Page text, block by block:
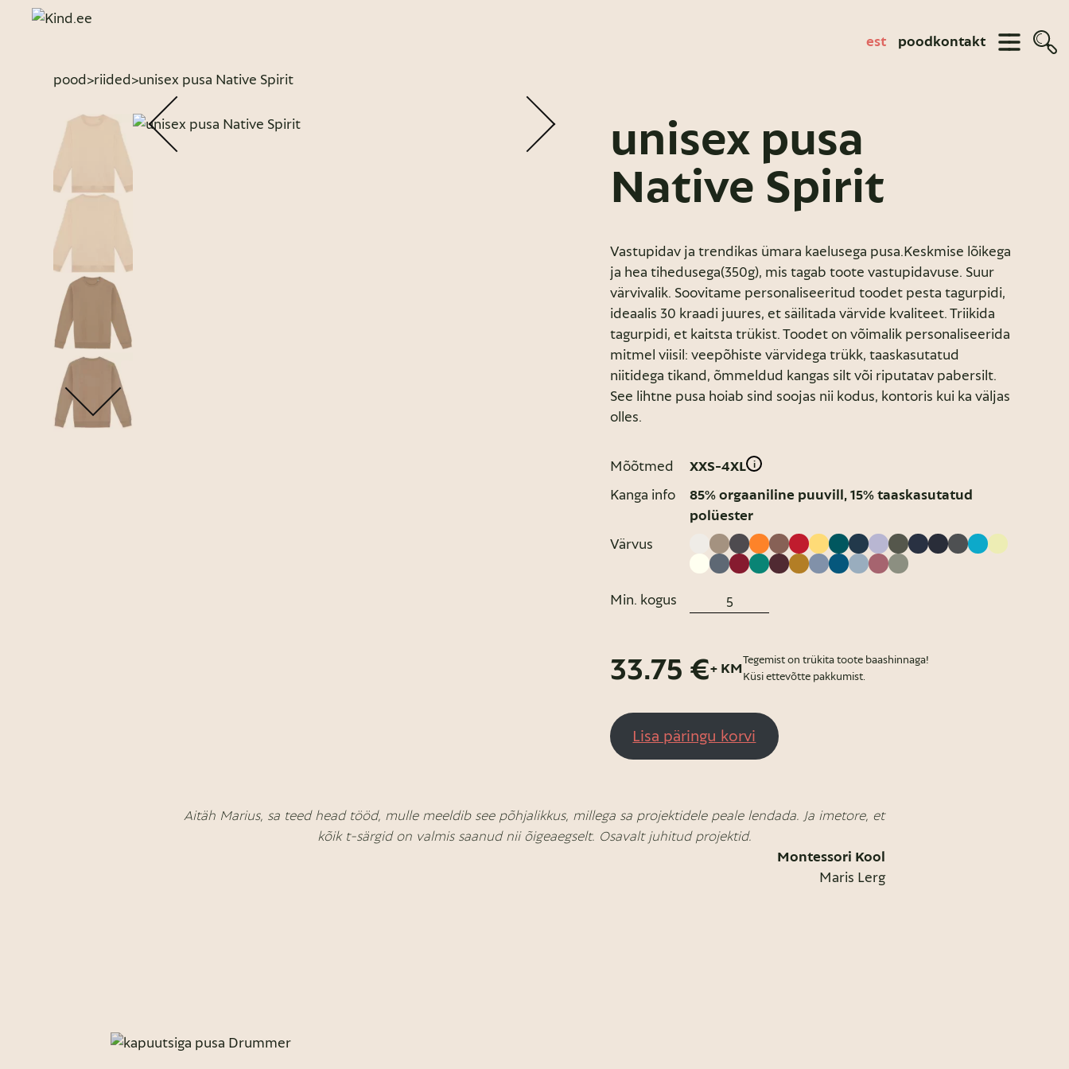
est poodkontakt
pood >riided >unisex pusa Native Spirit
unisex pusa
Native Spirit
Vastupidav ja trendikas ümara kaelusega pusa.Keskmise lõikega
ja hea tihedusega(350g), mis tagab toote vastupidavuse. Suur
värvivalik. Soovitame personaliseeritud toodet pesta tagurpidi,
ideaalis 30 kraadi juures, et säilitada värvide kvaliteet. Triikida
tagurpidi, et kaitsta trükist. Toodet on võimalik personaliseerida
mitmel viisil: veepõhiste värvidega trükk, taaskasutatud
niitidega tikand, õmmeldud kangas silt või riputatav pabersilt.
See lihtne pusa hoiab sind soojas nii kodus, kontoris kui ka väljas
olles.
Mõõtmed XXS-4XL i
Kanga info
85% orgaaniline puuvill, 15% taaskasutatud
polüester
Värvus
Min. kogus
33.75 €+ KM
Tegemist on trükita toote baashinnaga!
Küsi ettevõtte pakkumist.
Lisa päringu korvi
Aitäh Marius, sa teed head tööd, mulle meeldib see põhjalikkus, millega sa projektidele peale lendada. Ja imetore, et
kõik t-särgid on valmis saanud nii õigeaegselt. Osavalt juhitud projektid.
Montessori Kool
Maris Lerg